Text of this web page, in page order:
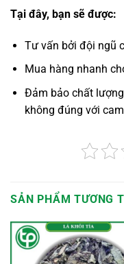
Tại đây, bạn sẽ được:
Tư vấn bởi đội ngũ
Mua hàng nhanh
Đảm bảo chất
không đúng với
SẢN PHẨM TƯƠNG